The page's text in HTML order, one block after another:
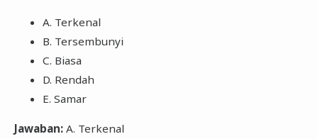
A. Terkenal
B. Tersembunyi
C. Biasa
D. Rendah
E. Samar
Jawaban:A. Terkenal